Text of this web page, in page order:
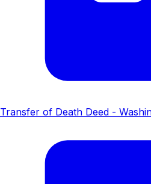
Transfer of Death Deed -